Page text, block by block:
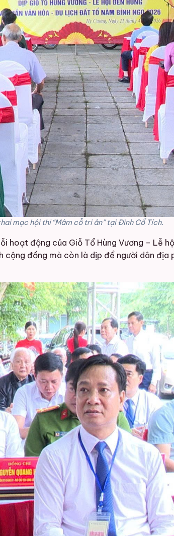
mạc hội thi “Mâm cỗ tri ân” tại Đình Cổ Tích.
hoạt động của Giỗ Tổ Hùng Vương – Lễ
đồng mà còn là dịp để người dân địa